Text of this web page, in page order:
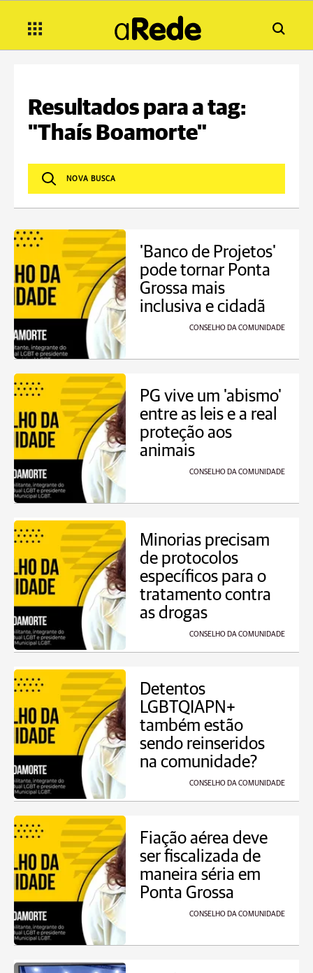
Resultados para a tag:
"Thaís Boamorte"
'Banco de Projetos'
pode tornar Ponta
Grossa mais
inclusiva e cidadã
CONSELHO DA COMUNIDADE
PG vive um 'abismo'
entre as leis e a real
proteção aos
animais
CONSELHO DA COMUNIDADE
Minorias precisam
de protocolos
específicos para o
tratamento contra
as drogas
CONSELHO DA COMUNIDADE
Detentos
LGBTQIAPN+
também estão
sendo reinseridos
na comunidade?
CONSELHO DA COMUNIDADE
Fiação aérea deve
ser fiscalizada de
maneira séria em
Ponta Grossa
CONSELHO DA COMUNIDADE